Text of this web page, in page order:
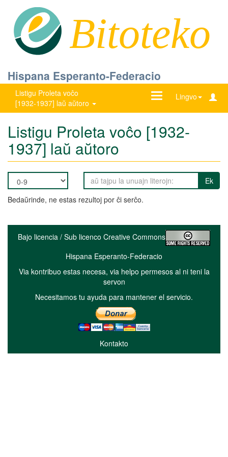
Bitoteko
Hispana Esperanto-Federacio
Listigu Proleta voĉo
[1932-1937] laŭ aŭtoro
Lingvo
Ŝanĝu
Listigu Proleta voĉo [1932-
1937] laŭ aŭtoro
Ek
Bedaŭrinde, ne estas rezultoj por ĉi serĉo.
Bajo licencia / Sub licenco Creative Commons
Hispana Esperanto-Federacio
Via kontribuo estas necesa, via helpo permesos al ni teni la
servon
Necesitamos tu ayuda para mantener el servicio.
Kontakto